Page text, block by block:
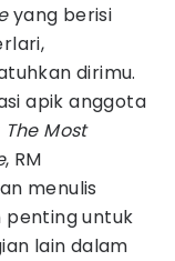
yang berisi
dirimu.
apik anggota
The Most
, RM
menulis
penting untuk
lain dalam